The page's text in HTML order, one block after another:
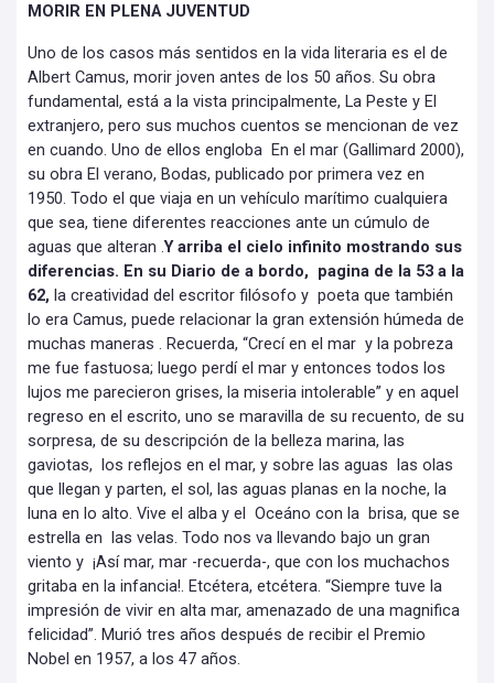
MORIR EN PLENA JUVENTUD
Uno de los casos más sentidos en la vida literaria es el de
Albert Camus, morir joven antes de los 50 años. Su obra
fundamental, está a la vista principalmente, La Peste y El
extranjero, pero sus muchos cuentos se mencionan de vez
en cuando. Uno de ellos engloba En el mar (Gallimard 2000),
su obra El verano, Bodas, publicado por primera vez en
1950. Todo el que viaja en un vehículo marítimo cualquiera
que sea, tiene diferentes reacciones ante un cúmulo de
aguas que alteran .Y arriba el cielo infinito mostrando sus
diferencias. En su Diario de a bordo, pagina de la 53 a la
62, la creatividad del escritor filósofo y poeta que también
lo era Camus, puede relacionar la gran extensión húmeda de
muchas maneras . Recuerda, “Crecí en el mar y la pobreza
me fue fastuosa; luego perdí el mar y entonces todos los
lujos me parecieron grises, la miseria intolerable” y en aquel
regreso en el escrito, uno se maravilla de su recuento, de su
sorpresa, de su descripción de la belleza marina, las
gaviotas, los reflejos en el mar, y sobre las aguas las olas
que llegan y parten, el sol, las aguas planas en la noche, la
luna en lo alto. Vive el alba y el Oceáno con la brisa, que se
estrella en las velas. Todo nos va llevando bajo un gran
viento y ¡Así mar, mar -recuerda-, que con los muchachos
gritaba en la infancia!. Etcétera, etcétera. “Siempre tuve la
impresión de vivir en alta mar, amenazado de una magnifica
felicidad”. Murió tres años después de recibir el Premio
Nobel en 1957, a los 47 años.